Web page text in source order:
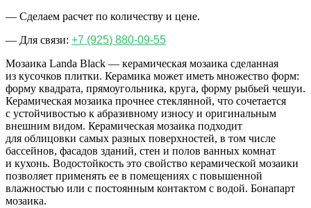
— Сделаем расчет по количеству и цене.
— Для связи: +7 (925) 880-09-55
Мозаика Landa Black — керамическая мозаика сделанная
из кусочков плитки. Керамика может иметь множество форм:
форму квадрата, прямоугольника, круга, форму рыбьей чешуи.
Керамическая мозаика прочнее стеклянной, что сочетается
с устойчивостью к абразивному износу и оригинальным
внешним видом. Керамическая мозаика подходит
для облицовки самых разных поверхностей, в том числе
бассейнов, фасадов зданий, стен и полов ванных комнат
и кухонь. Водостойкость это свойство керамической мозаики
позволяет применять ее в помещениях с повышенной
влажностью или с постоянным контактом с водой. Бонапарт
мозаика.